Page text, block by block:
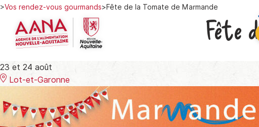
>Vos rendez-vous gourmands>Fête de la Tomate de Marmande
Fête
23 et 24 août
Lot-et-Garonne